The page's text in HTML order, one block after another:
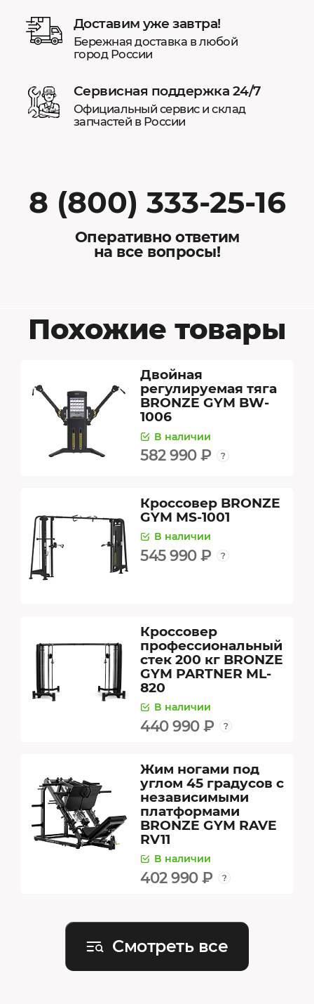
Доставим уже завтра!
Бережная доставка в любой
город России
Сервисная поддержка 24/7
Официальный сервис и склад
запчастей в России
8 (800) 333-25-16
Оперативно ответим
на все вопросы!
Похожие товары
Двойная
регулируемая тяга
BRONZE GYM BW-
1006
В наличии
582 990 ₽
Кроссовер BRONZE
GYM MS-1001
В наличии
545 990 ₽
Кроссовер
профессиональный
стек 200 кг BRONZE
GYM PARTNER ML-
820
В наличии
440 990 ₽
Жим ногами под
углом 45 градусов с
независимыми
платформами
BRONZE GYM RAVE
RV11
В наличии
402 990 ₽
Смотреть все